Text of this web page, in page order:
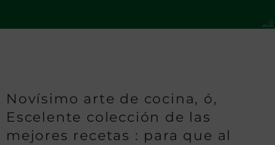
Novísimo arte de cocina, ó,
Escelente colección de las
mejores recetas : para que al